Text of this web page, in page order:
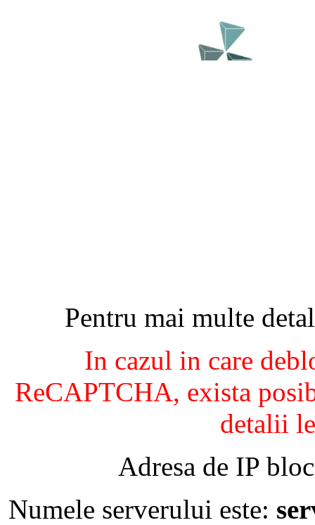
Pentru mai multe
In cazul in care
ReCAPTCHA, exista
detalii
Adresa de IP
Numele serverului este: